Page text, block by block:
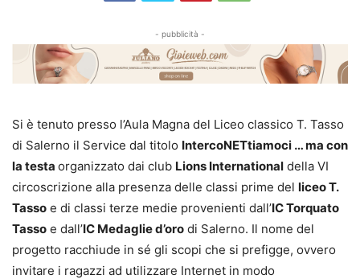
- pubblicità -
Si è tenuto presso l’Aula Magna del Liceo classico T. Tasso
di Salerno il Service dal titolo IntercoNETtiamoci … ma con
la testa organizzato dai club Lions International della VI
circoscrizione alla presenza delle classi prime del liceo T.
Tasso e di classi terze medie provenienti dall’IC Torquato
Tasso e dall’IC Medaglie d’oro di Salerno. Il nome del
progetto racchiude in sé gli scopi che si prefigge, ovvero
invitare i ragazzi ad utilizzare Internet in modo